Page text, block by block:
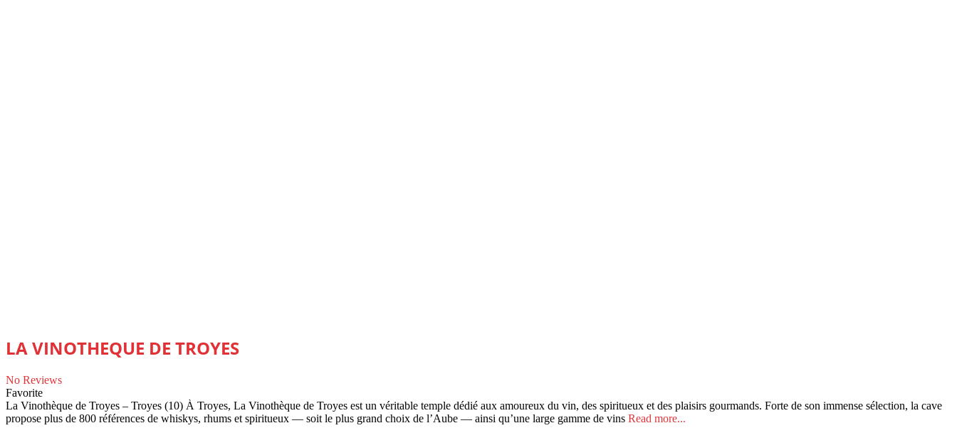
LA VINOTHEQUE DE TROYES
No Reviews
Favorite
La Vinothèque de Troyes – Troyes (10) À Troyes, La Vinothèque de Troyes est un véritable temple dédié aux amoureux du vin, des spiritueux et des plaisirs gourmands. Forte de son immense sélection, la cave
propose plus de 800 références de whiskys, rhums et spiritueux — soit le plus grand choix de l’Aube — ainsi qu’une large gamme de vins Read more...